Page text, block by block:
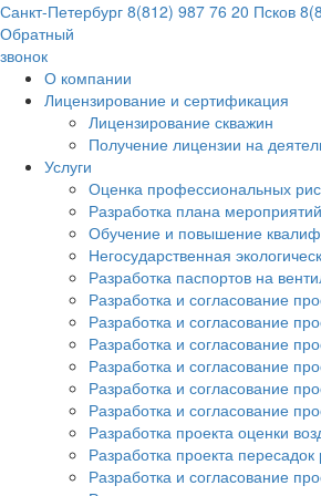
Санкт-Петербург 8(812) 987 76 20 Псков
Обратный
звонок
О компании
Лицензирование и сертификация
Лицензирование скважин
Получение лицензии на
Услуги
Оценка профессиональных
Разработка плана
Обучение и повышение
Негосударственная
Разработка паспортов на
Разработка и согласование
Разработка и согласование
Разработка и согласование
Разработка и согласование
Разработка и согласование
Разработка и согласование
Разработка проекта оценки
Разработка проекта
Разработка и согласование